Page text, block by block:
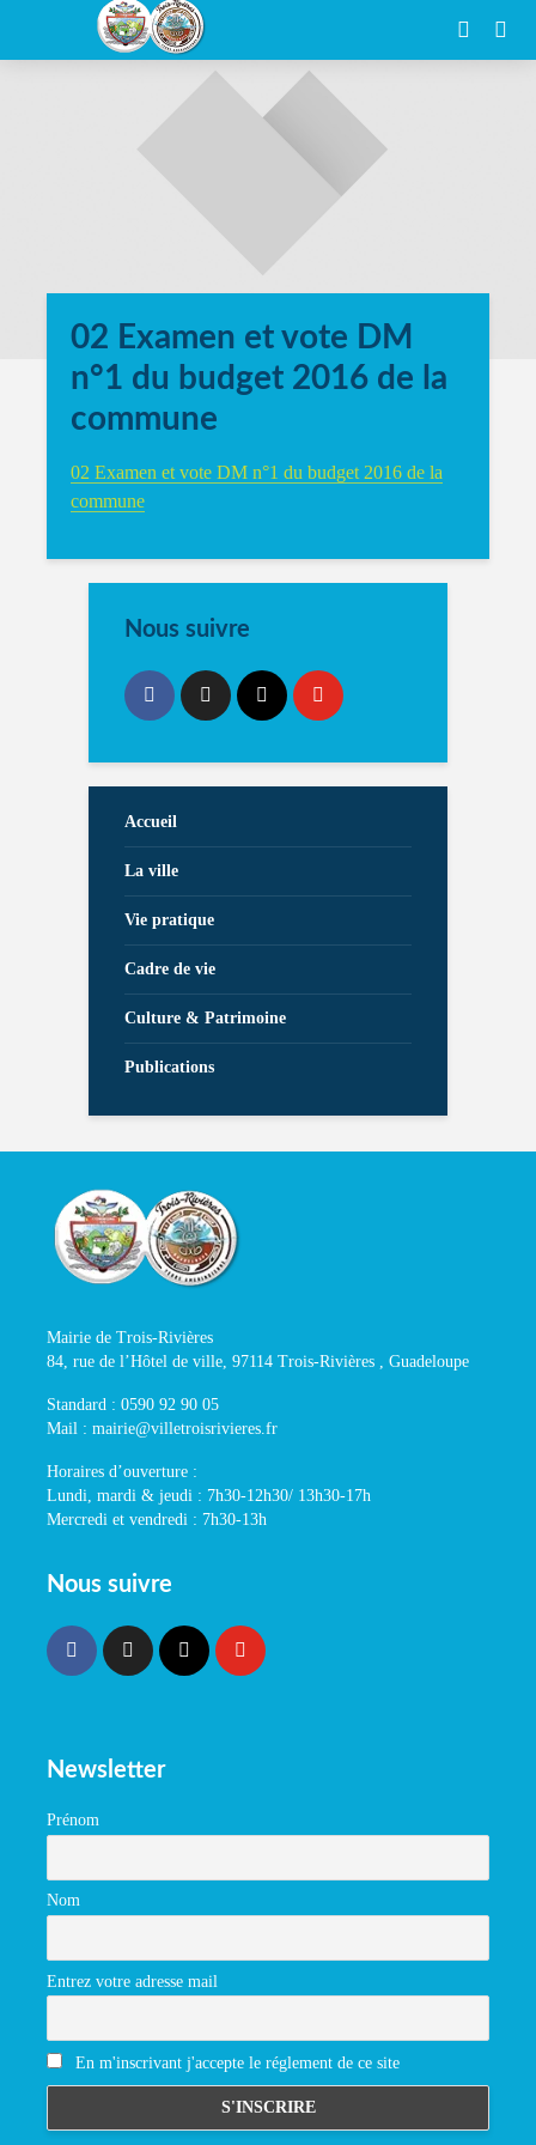
02 Examen et vote DM
n°1 du budget 2016 de la
commune
02 Examen et vote DM n°1 du budget 2016 de la
commune
Nous suivre
Accueil
La ville
Vie pratique
Cadre de vie
Culture & Patrimoine
Publications
Mairie de Trois-Rivières
84, rue de l’Hôtel de ville, 97114 Trois-Rivières , Guadeloupe
Standard : 0590 92 90 05
Mail : mairie@villetroisrivieres.fr
Horaires d’ouverture :
Lundi, mardi & jeudi : 7h30-12h30/ 13h30-17h
Mercredi et vendredi : 7h30-13h
Nous suivre
Newsletter
Prénom
Nom
Entrez votre adresse mail
En m'inscrivant j'accepte le réglement de ce site